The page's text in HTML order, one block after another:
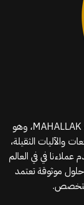
موقع قطع الغيار KGSAN وهو أحد اعمال شركة MAHALLAK، وهو
والآليات الثقيلة،
في في العالم
موثوقة تعتمد